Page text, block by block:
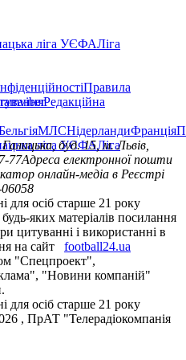
ліга УЄФАЛіга
Правила
Редакційна
viber
МЛСНідерландиФранція
ліга УЄФАЛіга
буд. 15, м. Львів,
77Адреса електронної пошти
онлайн-медіа в Реєстрі
06058
для осіб старше 21 року
яких матеріалів посилання
цитуванні і використанні в
на сайт
football24.ua
"Спецпроект",
"Новини компаній"
для осіб старше 21 року
, ПрАТ "Телерадіокомпанія